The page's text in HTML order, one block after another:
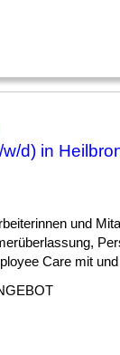
d) in
und
Care mit